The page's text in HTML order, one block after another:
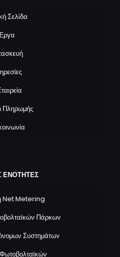
Σελίδα
Πληρωμής
ΕΝΟΤΗΤΕΣ
Net Metering
Πάρκων
Συστημάτων